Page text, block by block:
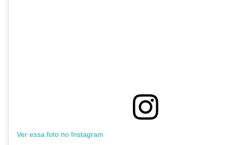
Ver essa foto no Instagram